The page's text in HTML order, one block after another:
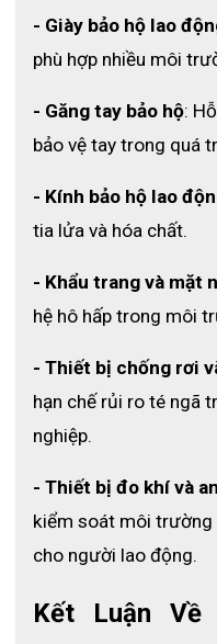
Các lớp khẩu trang được
hiện đại , giúp tăng độ bền
Bề mặt trơn nhẵn
Bề mặt các lớp vải được
và giữ khẩu trang luôn
Thiết kế tối giản, tiện
hơn và tạo cảm giác gọn
Dễ dàng kết hợp với
Khẩu trang có thể sử
hoặc các thiết bị bảo hộ
ràng khi làm việc.
- Giày bảo hộ lao
phù hợp nhiều môi
- Găng tay bảo hộ:
bảo vệ tay trong quá
- Kính bảo hộ lao
tia lửa và hóa chất.
- Khẩu trang và mặt
hệ hô hấp trong môi
- Thiết bị chống rơi
hạn chế rủi ro té ngã
nghiệp.
- Thiết bị đo khí và
kiểm soát môi trường
cho người lao động.
Kết Luận Về